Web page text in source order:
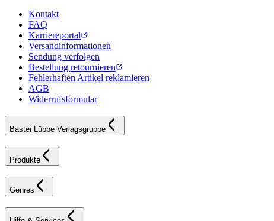
Kontakt
FAQ
Karriereportal
Versandinformationen
Sendung verfolgen
Bestellung retournieren
Fehlerhaften Artikel reklamieren
AGB
Widerrufsformular
Bastei Lübbe Verlagsgruppe
Produkte
Genres